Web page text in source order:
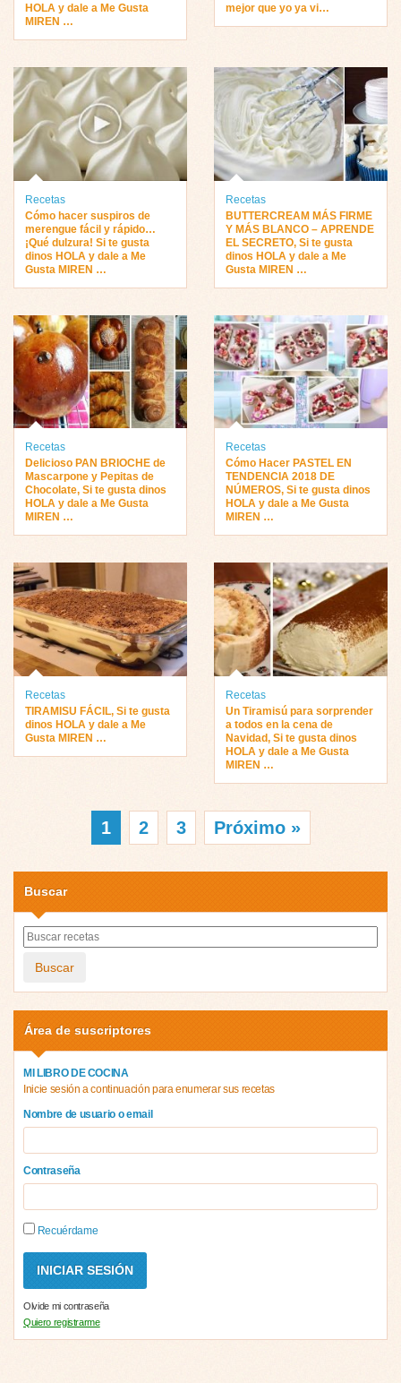
HOLA y dale a Me Gusta
MIREN …
mejor que yo ya vi…
Recetas
Cómo hacer suspiros de
merengue fácil y rápido…
¡Qué dulzura! Si te gusta
dinos HOLA y dale a Me
Gusta MIREN …
Recetas
BUTTERCREAM MÁS FIRME
Y MÁS BLANCO – APRENDE
EL SECRETO, Si te gusta
dinos HOLA y dale a Me
Gusta MIREN …
Recetas
Delicioso PAN BRIOCHE de
Mascarpone y Pepitas de
Chocolate, Si te gusta dinos
HOLA y dale a Me Gusta
MIREN …
Recetas
Cómo Hacer PASTEL EN
TENDENCIA 2018 DE
NÚMEROS, Si te gusta dinos
HOLA y dale a Me Gusta
MIREN …
Recetas
TIRAMISU FÁCIL, Si te gusta
dinos HOLA y dale a Me
Gusta MIREN …
Recetas
Un Tiramisú para sorprender
a todos en la cena de
Navidad, Si te gusta dinos
HOLA y dale a Me Gusta
MIREN …
1 2 3 Próximo »
Buscar
Buscar
Área de suscriptores
MI LIBRO DE COCINA
Inicie sesión a continuación para enumerar sus recetas
Nombre de usuario o email
Contraseña
Recuérdame
Olvide mi contraseña
Quiero registrarme